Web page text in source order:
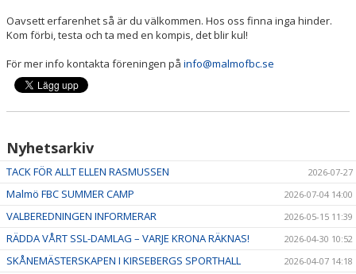
Oavsett erfarenhet så är du välkommen. Hos oss finna inga hinder.
Kom förbi, testa och ta med en kompis, det blir kul!
För mer info kontakta föreningen på info@malmofbc.se
Nyhetsarkiv
TACK FÖR ALLT ELLEN RASMUSSEN 2026-07-27
Malmö FBC SUMMER CAMP 2026-07-04 14:00
VALBEREDNINGEN INFORMERAR 2026-05-15 11:39
RÄDDA VÅRT SSL-DAMLAG – VARJE KRONA RÄKNAS! 2026-04-30 10:52
SKÅNEMÄSTERSKAPEN I KIRSEBERGS SPORTHALL 2026-04-07 14:18